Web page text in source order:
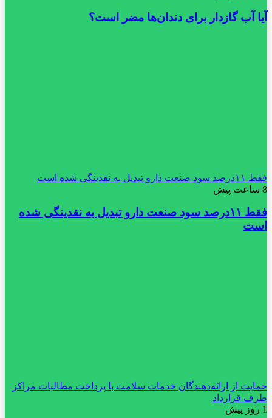
آیا آب گازدار برای دندان‌ها مضر است؟
فقط ۱۱‌درصد سود صنعت دارو تبدیل به نقدینگی شده است
8 ساعت پیش
فقط ۱۱‌درصد سود صنعت دارو تبدیل به نقدینگی شده
است
حمایت از ارائه‌دهندگان خدمات سلامت با پرداخت مطالبات مراکز
طرف قرارداد
1 روز پیش